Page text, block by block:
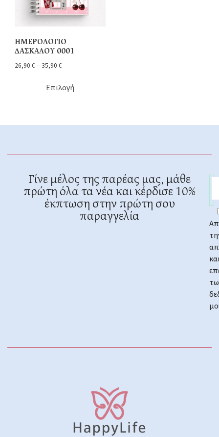
ΗΜΕΡΟΛΟΓΙΟ
ΔΑΣΚΑΛΟΥ 0001
26,90 € – 35,90 €
Επιλογή
Γίνε μέλος της παρέας μας, μάθε
πρώτη όλα τα νέα και κέρδισε 10%
έκπτωση στην πρώτη σου
παραγγελία